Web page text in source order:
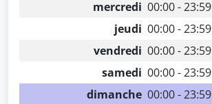
mercredi 00:00 - 23:59
jeudi 00:00 - 23:59
vendredi 00:00 - 23:59
samedi 00:00 - 23:59
dimanche 00:00 - 23:59